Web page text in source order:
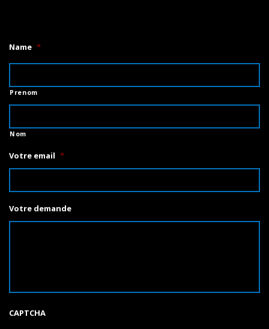
Name *
Prenom
Nom
Votre email *
Votre demande
CAPTCHA